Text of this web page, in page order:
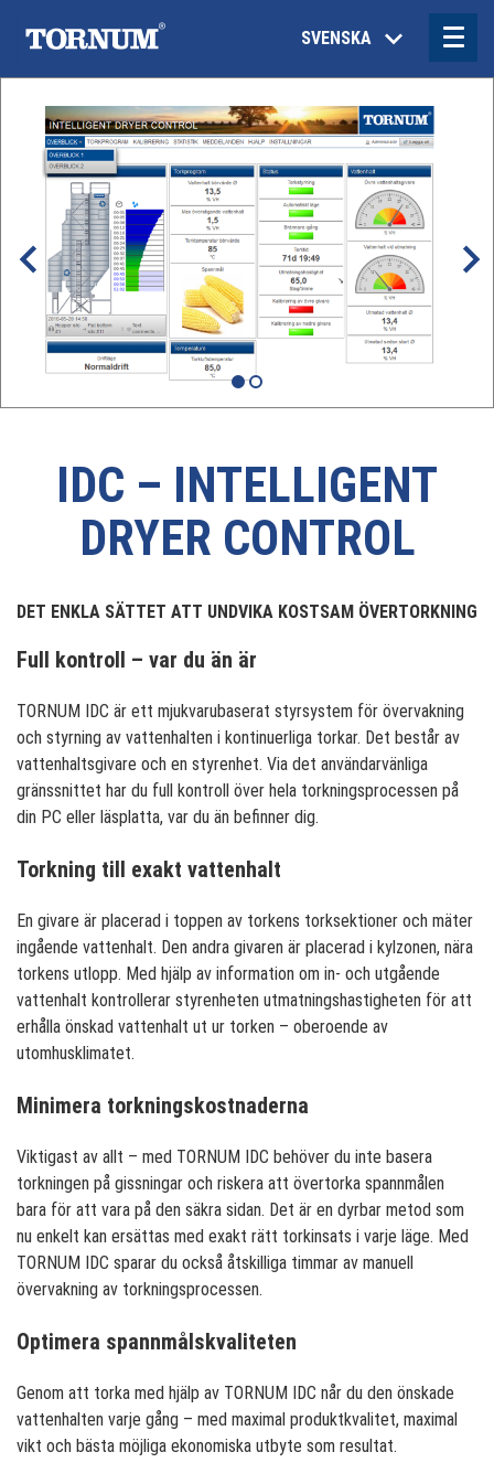
SVENSKA
IDC – INTELLIGENT
DRYER CONTROL
DET ENKLA SÄTTET ATT UNDVIKA KOSTSAM ÖVERTORKNING
Full kontroll – var du än är
TORNUM IDC är ett mjukvarubaserat styrsystem för övervakning
och styrning av vattenhalten i kontinuerliga torkar. Det består av
vattenhaltsgivare och en styrenhet. Via det användarvänliga
gränssnittet har du full kontroll över hela torkningsprocessen på
din PC eller läsplatta, var du än befinner dig.
Torkning till exakt vattenhalt
En givare är placerad i toppen av torkens torksektioner och mäter
ingående vattenhalt. Den andra givaren är placerad i kylzonen, nära
torkens utlopp. Med hjälp av information om in- och utgående
vattenhalt kontrollerar styrenheten utmatningshastigheten för att
erhålla önskad vattenhalt ut ur torken – oberoende av
utomhusklimatet.
Minimera torkningskostnaderna
Viktigast av allt – med TORNUM IDC behöver du inte basera
torkningen på gissningar och riskera att övertorka spannmålen
bara för att vara på den säkra sidan. Det är en dyrbar metod som
nu enkelt kan ersättas med exakt rätt torkinsats i varje läge. Med
TORNUM IDC sparar du också åtskilliga timmar av manuell
övervakning av torkningsprocessen.
Optimera spannmålskvaliteten
Genom att torka med hjälp av TORNUM IDC når du den önskade
vattenhalten varje gång – med maximal produktkvalitet, maximal
vikt och bästa möjliga ekonomiska utbyte som resultat.